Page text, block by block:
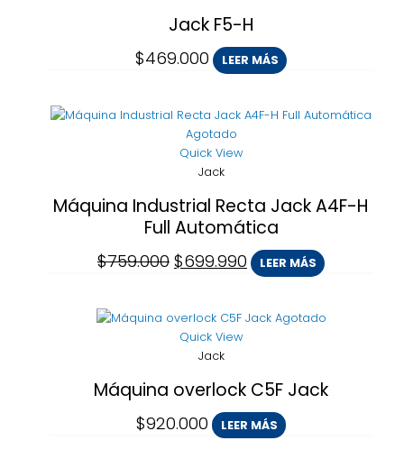
Jack F5-H
$469.000 LEER MÁS
Agotado
Quick View
Jack
Máquina Industrial Recta Jack A4F-H
Full Automática
$759.000
El
precio
original
era:
$759.000.
$699.990
El
LEER MÁS
Agotado
Quick View
Jack
Máquina overlock C5F Jack
$920.000 LEER MÁS